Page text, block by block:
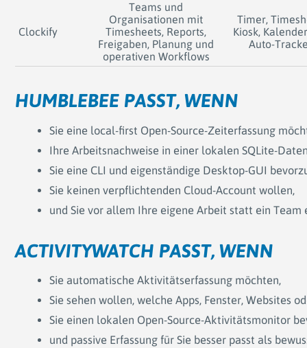
Clockify
Teams und
Organisationen mit
Timesheets, Reports,
Freigaben, Planung und
operativen Workflows
Timer,
Kiosk,
Auto-
HUMBLEBEE PASST, WENN
Sie eine local-first Open-Source-Zeiterfassung
Ihre Arbeitsnachweise in einer lokalen SQLite-
Sie eine CLI und eigenständige Desktop-GUI
Sie keinen verpflichtenden Cloud-Account wollen,
und Sie vor allem Ihre eigene Arbeit statt ein Team
ACTIVITYWATCH PASST, WENN
Sie automatische Aktivitätserfassung möchten,
Sie sehen wollen, welche Apps, Fenster, Websites
Sie einen lokalen Open-Source-Aktivitätsmonitor
und passive Erfassung für Sie besser passt als